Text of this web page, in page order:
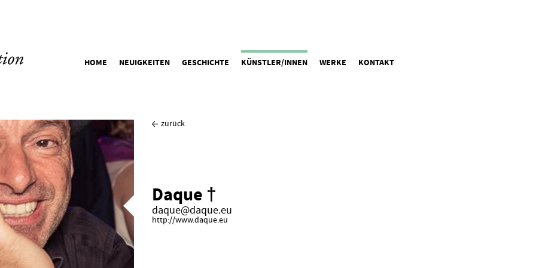
HOME NEUIGKEITEN GESCHICHTE KÜNSTLER/INNEN WERKE KONTAKT
Daque †
daque@daque.eu
http://www.daque.eu
zurück